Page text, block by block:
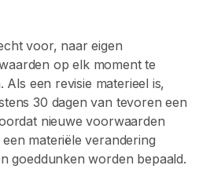
voor, naar eigen
op elk moment te
een revisie materieel is,
30 dagen van tevoren een
nieuwe voorwaarden
materiële verandering
goeddunken worden bepaald.